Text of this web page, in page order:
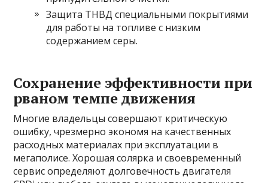
Защита ТНВД специальными покрытиями
для работы на топливе с низким
содержанием серы.
Сохранение эффективности при
рваном темпе движения
Многие владельцы совершают критическую
ошибку, чрезмерно экономя на качественных
расходных материалах при эксплуатации в
мегаполисе. Хорошая солярка и своевременный
сервис определяют долговечность двигателя